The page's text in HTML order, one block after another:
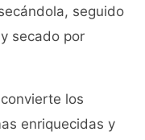
seguido
secado por
los
enriquecidas y